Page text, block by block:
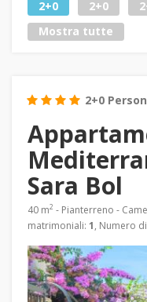
2+0 2+0
Mostra tutte
2+0
Sara Bol
40 m2 - Pianterreno -
matrimoniali: 1, Numero